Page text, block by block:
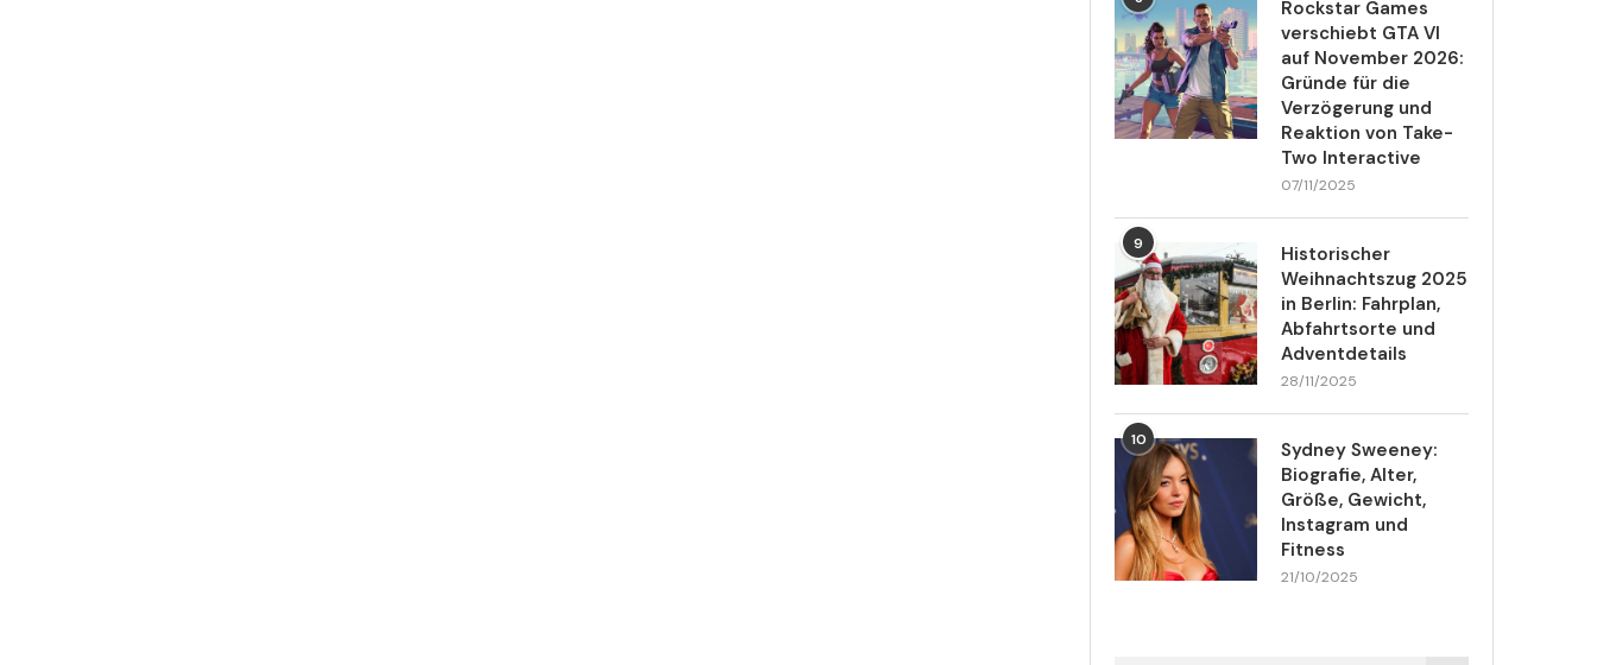
Rockstar Games
verschiebt GTA VI
auf November 2026:
Gründe für die
Verzögerung und
Reaktion von Take-
Two Interactive
07/11/2025
9
Historischer
Weihnachtszug 2025
in Berlin: Fahrplan,
Abfahrtsorte und
Adventdetails
28/11/2025
10
Sydney Sweeney:
Biografie, Alter,
Größe, Gewicht,
Instagram und
Fitness
21/10/2025